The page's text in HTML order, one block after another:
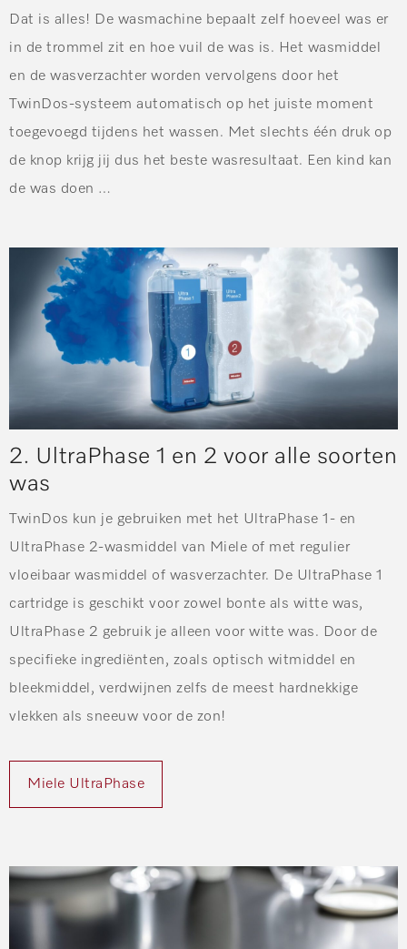
Dat is alles! De wasmachine bepaalt zelf hoeveel was er
in de trommel zit en hoe vuil de was is. Het wasmiddel
en de wasverzachter worden vervolgens door het
TwinDos-systeem automatisch op het juiste moment
toegevoegd tijdens het wassen. Met slechts één druk op
de knop krijg jij dus het beste wasresultaat. Een kind kan
de was doen …
2. UltraPhase 1 en 2 voor alle soorten
was
TwinDos kun je gebruiken met het UltraPhase 1- en
UltraPhase 2-wasmiddel van Miele of met regulier
vloeibaar wasmiddel of wasverzachter. De UltraPhase 1
cartridge is geschikt voor zowel bonte als witte was,
UltraPhase 2 gebruik je alleen voor witte was. Door de
specifieke ingrediënten, zoals optisch witmiddel en
bleekmiddel, verdwijnen zelfs de meest hardnekkige
vlekken als sneeuw voor de zon!
Miele UltraPhase